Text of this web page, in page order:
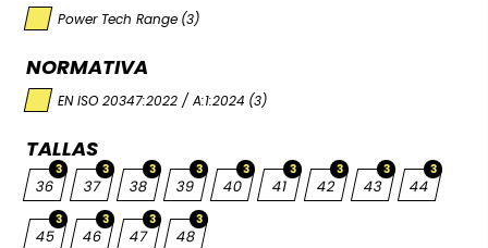
Power Tech Range (3)
NORMATIVA
EN ISO 20347:2022 / A:1:2024 (3)
TALLAS
3
36
3
37
3
38
3
39
3
40
3
41
3
42
3
43
3
44
3
45
3
46
3
47
3
48